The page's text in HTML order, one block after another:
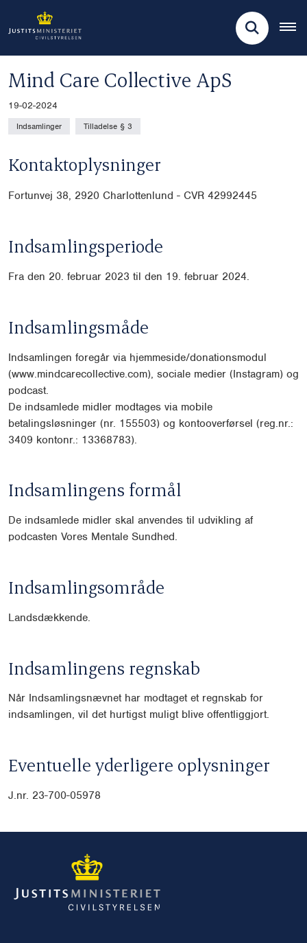
Mind Care Collective ApS
19-02-2024
Indsamlinger Tilladelse § 3
Kontaktoplysninger
Fortunvej 38, 2920 Charlottenlund - CVR 42992445
Indsamlingsperiode
Fra den 20. februar 2023 til den 19. februar 2024.
Indsamlingsmåde
Indsamlingen foregår via hjemmeside/donationsmodul
(www.mindcarecollective.com), sociale medier (Instagram) og
podcast.
De indsamlede midler modtages via mobile
betalingsløsninger (nr. 155503) og kontooverførsel (reg.nr.:
3409 kontonr.: 13368783).
Indsamlingens formål
De indsamlede midler skal anvendes til udvikling af
podcasten Vores Mentale Sundhed.
Indsamlingsområde
Landsdækkende.
Indsamlingens regnskab
Når Indsamlingsnævnet har modtaget et regnskab for
indsamlingen, vil det hurtigst muligt blive offentliggjort.
Eventuelle yderligere oplysninger
J.nr. 23-700-05978